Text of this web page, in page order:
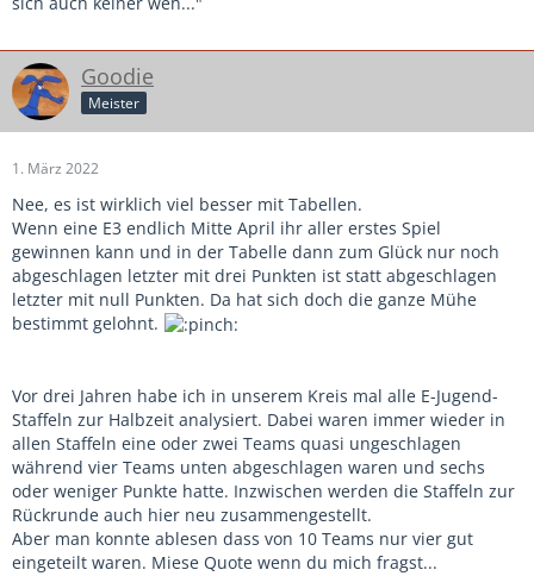
Goodie
Meister
1. März 2022
Nee, es ist wirklich viel besser mit Tabellen.
Wenn eine E3 endlich Mitte April ihr aller erstes Spiel
gewinnen kann und in der Tabelle dann zum Glück nur noch
abgeschlagen letzter mit drei Punkten ist statt abgeschlagen
letzter mit null Punkten. Da hat sich doch die ganze Mühe
bestimmt gelohnt.
Vor drei Jahren habe ich in unserem Kreis mal alle E-Jugend-
Staffeln zur Halbzeit analysiert. Dabei waren immer wieder in
allen Staffeln eine oder zwei Teams quasi ungeschlagen
während vier Teams unten abgeschlagen waren und sechs
oder weniger Punkte hatte. Inzwischen werden die Staffeln zur
Rückrunde auch hier neu zusammengestellt.
Aber man konnte ablesen dass von 10 Teams nur vier gut
eingeteilt waren. Miese Quote wenn du mich fragst...